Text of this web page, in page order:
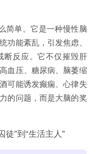
简单。它是一种慢性脑
功能紊乱，引发焦虑、
断反应。它不仅摧毁肝
血压、糖尿病、脑萎缩
可能诱发癫痫、心律失
的问题，而是大脑的奖
徒”到“生活主人”